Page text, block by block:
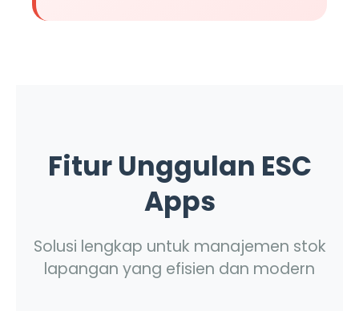
Fitur Unggulan ESC
Apps
Solusi lengkap untuk manajemen stok
lapangan yang efisien dan modern